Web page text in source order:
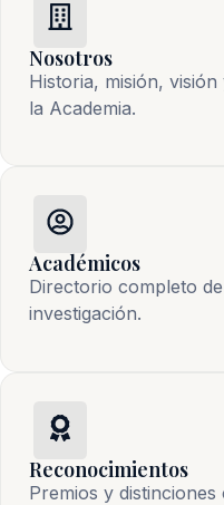
Nosotros
Historia, misión,
la Academia.
Académicos
Directorio completo
investigación.
Reconocimientos
Premios y